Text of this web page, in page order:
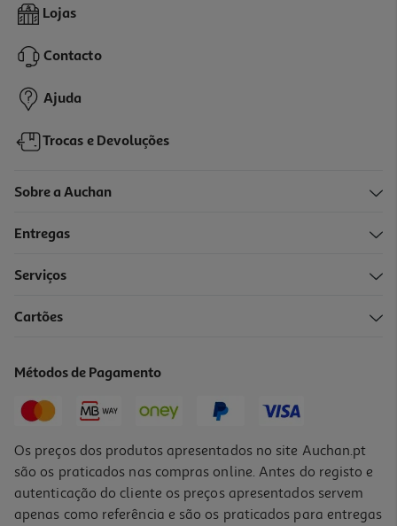
Lojas
Contacto
Ajuda
Trocas e Devoluções
Sobre a Auchan
Entregas
Serviços
Cartões
Métodos de Pagamento
Os preços dos produtos apresentados no site Auchan.pt
são os praticados nas compras online. Antes do registo e
autenticação do cliente os preços apresentados servem
apenas como referência e são os praticados para entregas